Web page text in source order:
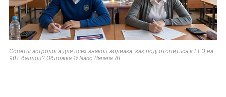
Советы астролога для всех знаков зодиака: как подготовиться к ЕГЭ на
90+ баллов? Обложка © Nano Banana AI